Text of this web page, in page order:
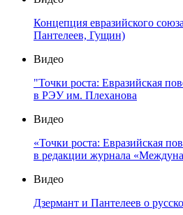
Концепция евразийского
Пантелеев, Гущин)
Видео
"Точки роста: Евразийская
в РЭУ им. Плеханова
Видео
«Точки роста: Евразийская
в редакции журнала
Видео
Дзермант и Пантелеев о